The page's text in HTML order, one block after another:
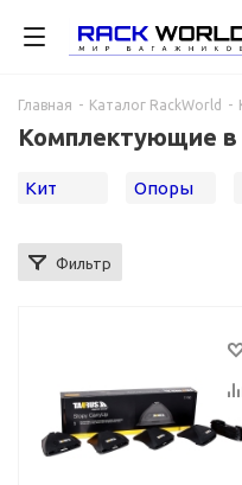
Главная - Каталог RackWorld -
Комплектующие в
Кит Опоры
Фильтр